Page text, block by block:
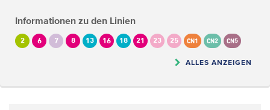
Informationen zu den Linien
2 6 7 8 13 16 18 21 23 25 CN1 CN2 CN5
ALLES ANZEIGEN